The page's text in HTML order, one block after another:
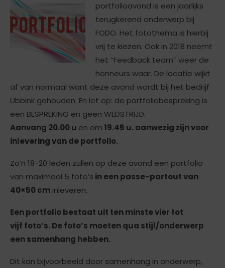
portfolioavond is een jaarlijks
terugkerend onderwerp bij
FODO. Het fotothema is hierbij
vrij te kiezen. Ook in 2018 neemt
het “Feedback team” weer de
honneurs waar. De locatie wijkt
af van normaal want deze avond wordt bij het bedrijf
Ubbink gehouden. En let op: de portfoliobespreking is
een BESPREKING en geen WEDSTRIJD.
Aanvang 20.00 u en om19.45 u. aanwezig zijn voor
inlevering van de portfolio.
Zo’n 18-20 leden zullen op deze avond een portfolio
van maximaal 5 foto’s in een passe-partout van
40×50 cm inleveren.
Een portfolio bestaat uit ten minste vier tot
vijf foto’s.De foto’s moeten qua stijl/onderwerp
een samenhang hebben.
Dit kan bijvoorbeeld door samenhang in onderwerp,